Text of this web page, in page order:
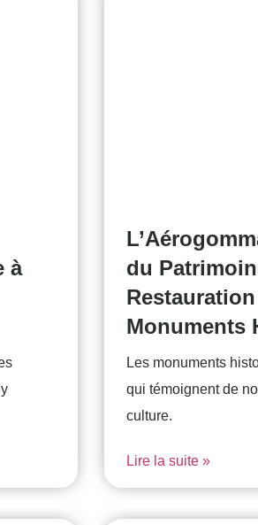
à
du
Monuments
Les monuments
qui témoignent de
culture.
Lire la suite »